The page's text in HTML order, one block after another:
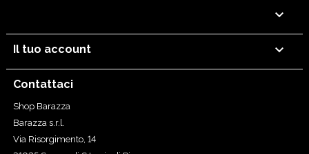

Il tuo account 
Contattaci
Shop Barazza
Barazza s.r.l.
Via Risorgimento, 14